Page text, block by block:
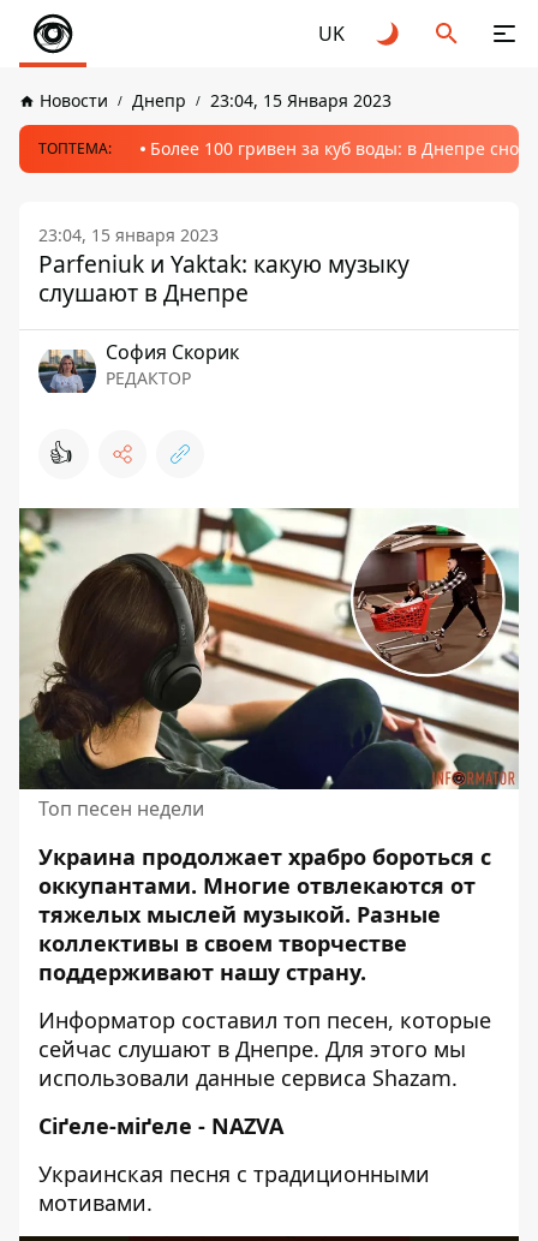
UK
Новости Днепр 23:04, 15 Января 2023
ТОПТЕМА: Более 100 гривен за куб воды: в Днепре
23:04, 15 января 2023
Parfeniuk и Yaktak: какую музыку
слушают в Днепре
София Скорик
РЕДАКТОР
👍
Топ песен недели
Украина продолжает храбро бороться с
оккупантами. Многие отвлекаются от
тяжелых мыслей музыкой. Разные
коллективы в своем творчестве
поддерживают нашу страну.
Информатор составил топ песен, которые
сейчас слушают в Днепре. Для этого мы
использовали данные сервиса Shazam.
Сіґеле-міґеле - NAZVA
Украинская песня с традиционными
мотивами.